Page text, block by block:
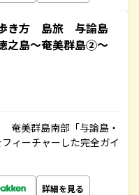
き方 島旅 与論島
之島～奄美群島②～
奄美群島南部「与論島・
ィーチャーした完全ガイ
詳細を見る